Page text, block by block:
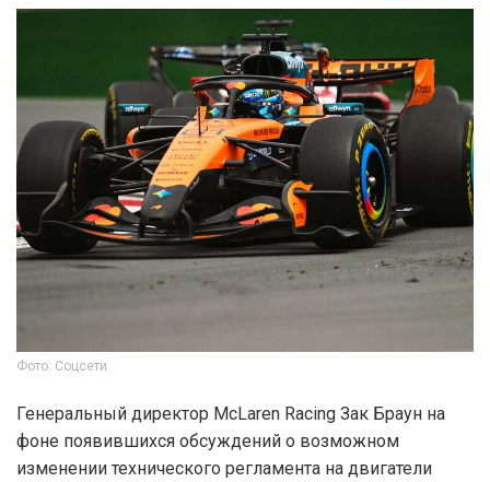
Фото: Соцсети
Генеральный директор McLaren Racing Зак Браун на
фоне появившихся обсуждений о возможном
изменении технического регламента на двигатели